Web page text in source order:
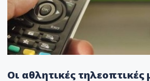
Οι αθλητικές τηλεοπτικές